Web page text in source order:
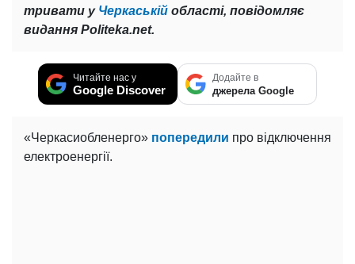
тривати у Черкаській області, повідомляє
видання Politeka.net.
Читайте нас у
Google Discover
Додайте в
джерела Google
«Черкасиобленерго» попередили про відключення
електроенергії.